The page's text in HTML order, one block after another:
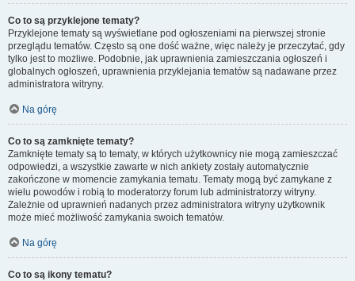
Co to są przyklejone tematy?
Przyklejone tematy są wyświetlane pod ogłoszeniami na pierwszej stronie
przeglądu tematów. Często są one dość ważne, więc należy je przeczytać, gdy
tylko jest to możliwe. Podobnie, jak uprawnienia zamieszczania ogłoszeń i
globalnych ogłoszeń, uprawnienia przyklejania tematów są nadawane przez
administratora witryny.
Na górę
Co to są zamknięte tematy?
Zamknięte tematy są to tematy, w których użytkownicy nie mogą zamieszczać
odpowiedzi, a wszystkie zawarte w nich ankiety zostały automatycznie
zakończone w momencie zamykania tematu. Tematy mogą być zamykane z
wielu powodów i robią to moderatorzy forum lub administratorzy witryny.
Zależnie od uprawnień nadanych przez administratora witryny użytkownik
może mieć możliwość zamykania swoich tematów.
Na górę
Co to są ikony tematu?